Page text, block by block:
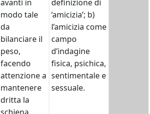
avanti in
modo tale
da
bilanciare il
peso,
facendo
attenzione a
mantenere
dritta la
definizione di
‘amicizia’; b)
l’amicizia come
campo
d’indagine
fisica, psichica,
sentimentale e
sessuale.